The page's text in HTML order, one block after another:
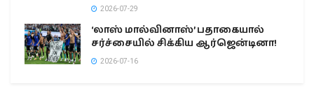
2026-07-29
‘லாஸ் மால்வினாஸ்’ பதாகையால்
சர்ச்சையில் சிக்கிய ஆர்ஜென்டினா!
2026-07-16